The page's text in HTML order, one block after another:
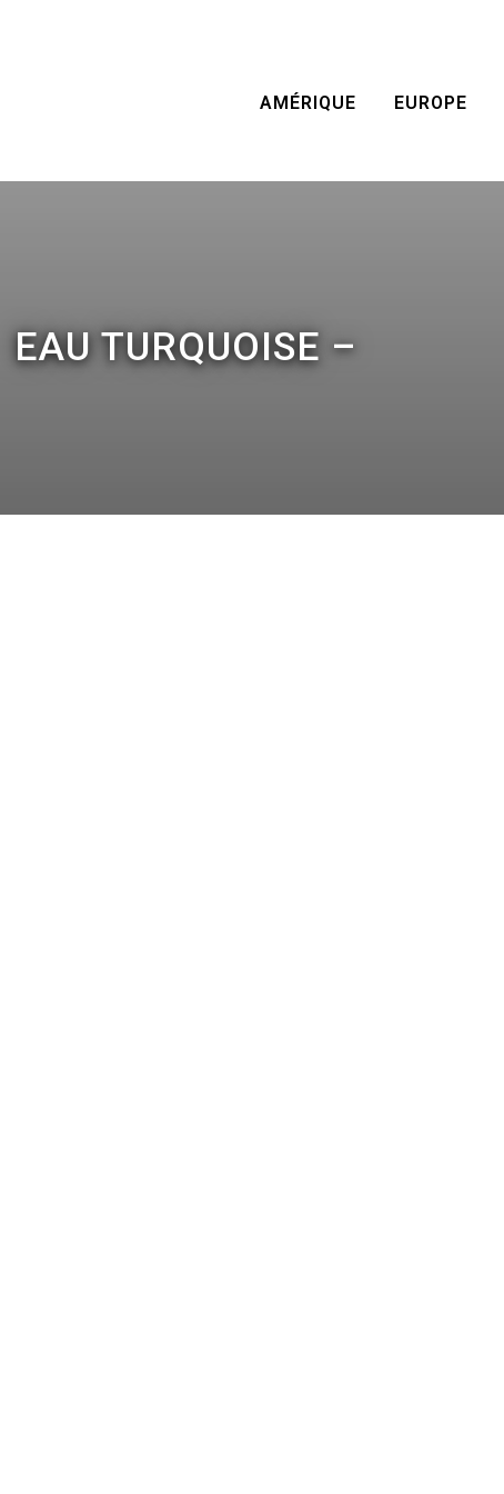
AMÉRIQUE EUROPE
EAU TURQUOISE –